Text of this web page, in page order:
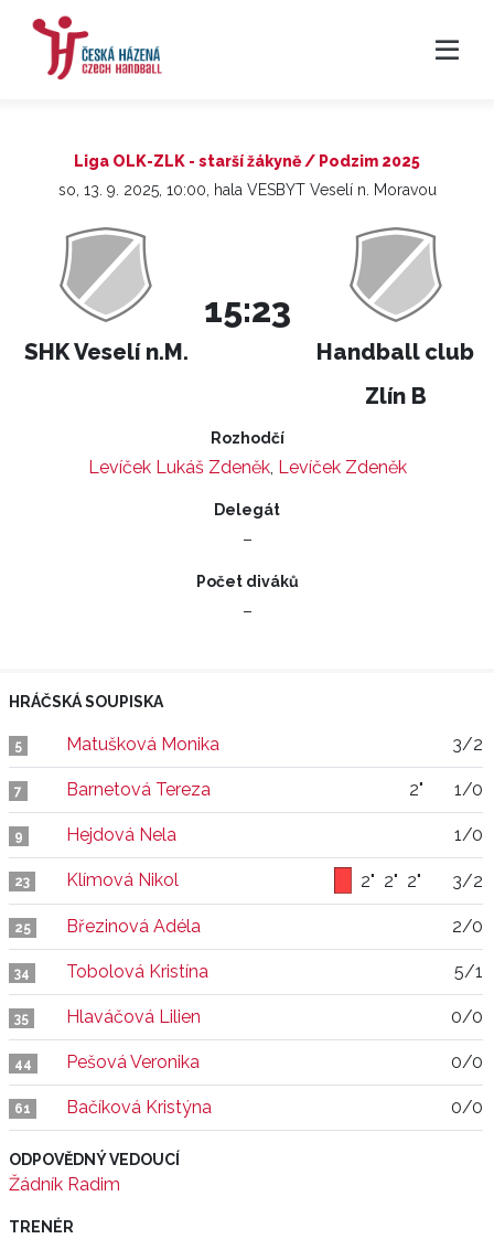
Liga OLK-ZLK - starší žákyně / Podzim 2025
so, 13. 9. 2025, 10:00, hala VESBYT Veselí n. Moravou
SHK Veselí n.M.
15:23
Handball club
Zlín B
Rozhodčí
Levíček Lukáš Zdeněk, Levíček Zdeněk
Delegát
–
Počet diváků
–
HRÁČSKÁ SOUPISKA
5 Matušková Monika 3/2
7 Barnetová Tereza 2" 1/0
9 Hejdová Nela 1/0
23 Klímová Nikol 2" 2" 2" 3/2
25 Březinová Adéla 2/0
34 Tobolová Kristína 5/1
35 Hlaváčová Lilien 0/0
44 Pešová Veronika 0/0
61 Bačíková Kristýna 0/0
ODPOVĚDNÝ VEDOUCÍ
Žádník Radim
TRENÉR